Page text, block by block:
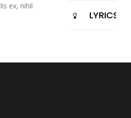
ex, nihil
LYRICS